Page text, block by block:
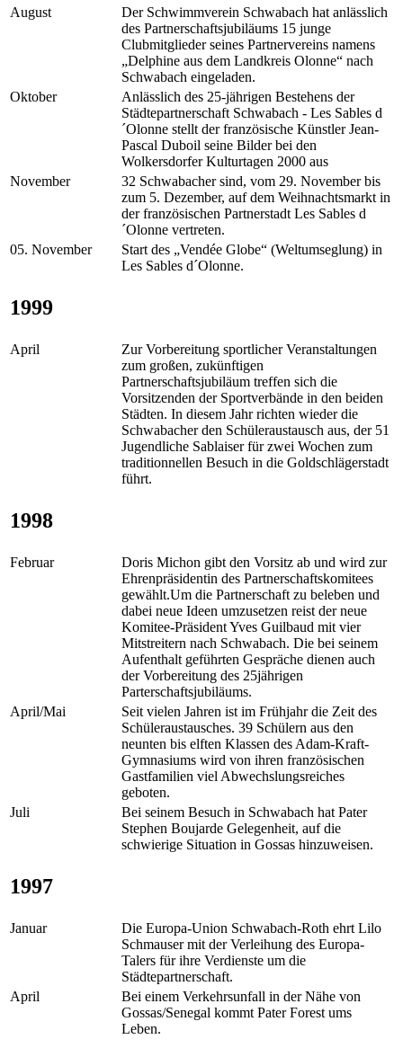
August
Der Schwimmverein Schwabach hat anlässlich
des Partnerschaftsjubiläums 15 junge
Clubmitglieder seines Partnervereins namens
„Delphine aus dem Landkreis Olonne“ nach
Schwabach eingeladen.
Oktober
Anlässlich des 25-jährigen Bestehens der
Städtepartnerschaft Schwabach - Les Sables d
´Olonne stellt der französische Künstler Jean-
Pascal Duboil seine Bilder bei den
Wolkersdorfer Kulturtagen 2000 aus
November
32 Schwabacher sind, vom 29. November bis
zum 5. Dezember, auf dem Weihnachtsmarkt in
der französischen Partnerstadt Les Sables d
´Olonne vertreten.
05. November
Start des „Vendée Globe“ (Weltumseglung) in
Les Sables d´Olonne.
1999
April
Zur Vorbereitung sportlicher Veranstaltungen
zum großen, zukünftigen
Partnerschaftsjubiläum treffen sich die
Vorsitzenden der Sportverbände in den beiden
Städten. In diesem Jahr richten wieder die
Schwabacher den Schüleraustausch aus, der 51
Jugendliche Sablaiser für zwei Wochen zum
traditionnellen Besuch in die Goldschlägerstadt
führt.
1998
Februar
Doris Michon gibt den Vorsitz ab und wird zur
Ehrenpräsidentin des Partnerschaftskomitees
gewählt.Um die Partnerschaft zu beleben und
dabei neue Ideen umzusetzen reist der neue
Komitee-Präsident Yves Guilbaud mit vier
Mitstreitern nach Schwabach. Die bei seinem
Aufenthalt geführten Gespräche dienen auch
der Vorbereitung des 25jährigen
Parterschaftsjubiläums.
April/Mai
Seit vielen Jahren ist im Frühjahr die Zeit des
Schüleraustausches. 39 Schülern aus den
neunten bis elften Klassen des Adam-Kraft-
Gymnasiums wird von ihren französischen
Gastfamilien viel Abwechslungsreiches
geboten.
Juli
Bei seinem Besuch in Schwabach hat Pater
Stephen Boujarde Gelegenheit, auf die
schwierige Situation in Gossas hinzuweisen.
1997
Januar
Die Europa-Union Schwabach-Roth ehrt Lilo
Schmauser mit der Verleihung des Europa-
Talers für ihre Verdienste um die
Städtepartnerschaft.
April
Bei einem Verkehrsunfall in der Nähe von
Gossas/Senegal kommt Pater Forest ums
Leben.